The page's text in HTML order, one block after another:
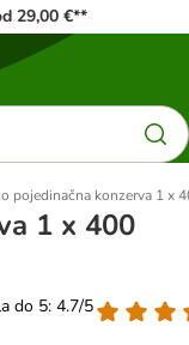
29,00 €**
pojedinačna konzerva 1 x
1 x 400
do 5: 4.7/5